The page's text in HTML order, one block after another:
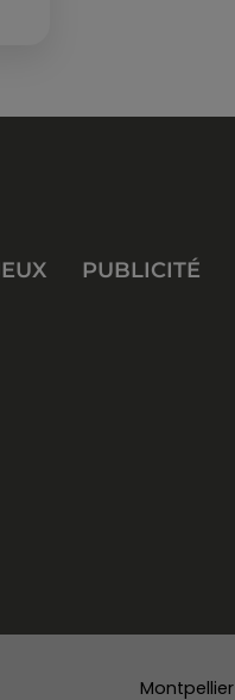
PUBLICITÉ
Montpellier